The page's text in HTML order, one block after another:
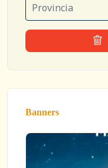
Provincia
Banners